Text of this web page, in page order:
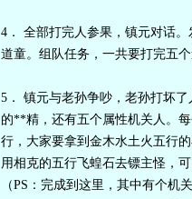
4． 全部打完人参果，镇元对话
道童。组队任务，一共要打完五个
5． 镇元与老孙争吵，老孙打坏
的**精，还有五个属性机关人。
行，大家要拿到金木水土火五行
用相克的五行飞蝗石去镖主怪，可
（PS：完成到这里，其中有个